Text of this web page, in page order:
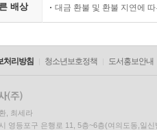
배상 대금 환불 및 환불 지연에
처리방침 청소년보호정책 도서홍보안내
, 최세라
영등포구 은행로 11, 5층~6층(여의도동,일신